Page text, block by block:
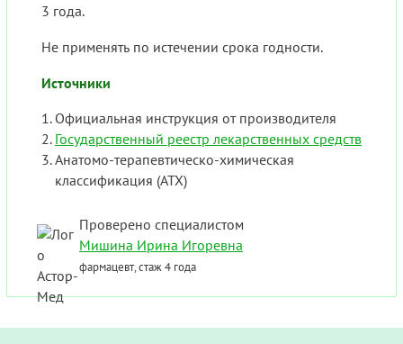
3 года.
Не применять по истечении срока годности.
Источники
Официальная инструкция от производителя
Государственный реестр лекарственных средств
Анатомо-терапевтическо-химическая
классификация (ATX)
Проверено специалистом
Мишина Ирина Игоревна
фармацевт, стаж 4 года